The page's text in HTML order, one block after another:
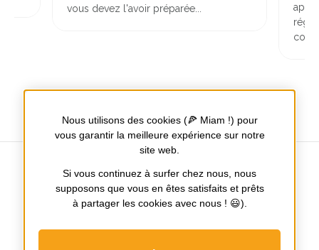
vous devez l'avoir préparée...
Tours / Nantes / Poitiers
Nous utilisons des cookies (🍕 Miam !) pour
vous garantir la meilleure expérience sur notre
site web.
Si vous continuez à surfer chez nous, nous
supposons que vous en êtes satisfaits et prêts
à partager les cookies avec nous ! 😃).